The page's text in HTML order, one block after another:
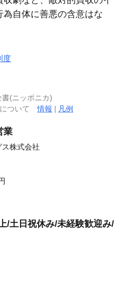
自体に善悪の含意はな
度
(ニッポニカ)
)について情報 | 凡例
業
ス株式会社
/土日祝休み/未経験歓迎み/